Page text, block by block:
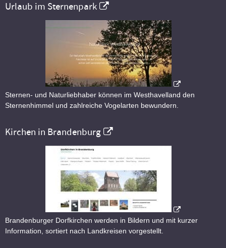
Urlaub im Sternenpark
Sternen- und Naturliebhaber können im Westhavelland den
Sternenhimmel und zahlreiche Vogelarten bewundern.
Kirchen in Brandenburg
Brandenburger Dorfkirchen werden in Bildern und mit kurzer
Information, sortiert nach Landkreisen vorgestellt.